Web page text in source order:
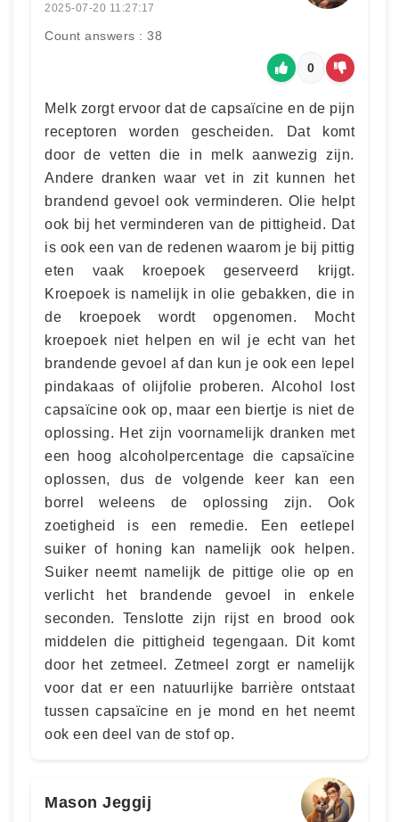
2025-07-20 11:27:17
Count answers : 38
0
Melk zorgt ervoor dat de capsaïcine en de pijn
receptoren worden gescheiden. Dat komt
door de vetten die in melk aanwezig zijn.
Andere dranken waar vet in zit kunnen het
brandend gevoel ook verminderen. Olie helpt
ook bij het verminderen van de pittigheid. Dat
is ook een van de redenen waarom je bij pittig
eten vaak kroepoek geserveerd krijgt.
Kroepoek is namelijk in olie gebakken, die in
de kroepoek wordt opgenomen. Mocht
kroepoek niet helpen en wil je echt van het
brandende gevoel af dan kun je ook een lepel
pindakaas of olijfolie proberen. Alcohol lost
capsaïcine ook op, maar een biertje is niet de
oplossing. Het zijn voornamelijk dranken met
een hoog alcoholpercentage die capsaïcine
oplossen, dus de volgende keer kan een
borrel weleens de oplossing zijn. Ook
zoetigheid is een remedie. Een eetlepel
suiker of honing kan namelijk ook helpen.
Suiker neemt namelijk de pittige olie op en
verlicht het brandende gevoel in enkele
seconden. Tenslotte zijn rijst en brood ook
middelen die pittigheid tegengaan. Dit komt
door het zetmeel. Zetmeel zorgt er namelijk
voor dat er een natuurlijke barrière ontstaat
tussen capsaïcine en je mond en het neemt
ook een deel van de stof op.
Mason Jeggij